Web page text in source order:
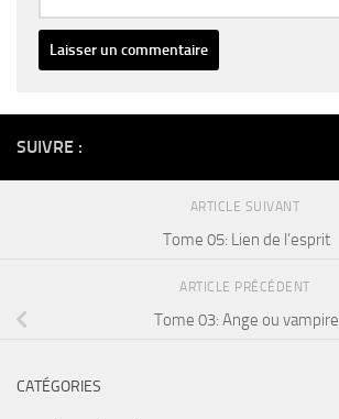
SUIVRE :
ARTICLE SUIVANT
Tome 05: Lien de l’esprit
ARTICLE PRÉCÉDENT
Tome 03: Ange ou vampire
CATÉGORIES